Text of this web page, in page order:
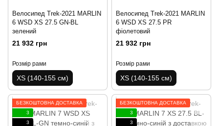
Велосипед Trek-2021 MARLIN
6 WSD XS 27.5 GN-BL
зелений
21 932 грн
Розмір рами
XS (140-155 см)
Велосипед Trek-2021 MARLIN
6 WSD XS 27.5 PR
фіолетовий
21 932 грн
Розмір рами
XS (140-155 см)
БЕЗКОШТОВНА ДОСТАВКА
3
3
БЕЗКОШТОВНА ДОСТАВКА
3
3